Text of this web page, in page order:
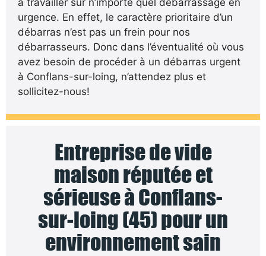
urgence. En effet, le caractère prioritaire d’un
débarras n’est pas un frein pour nos
débarrasseurs. Donc dans l’éventualité où vous
avez besoin de procéder à un débarras urgent
à Conflans-sur-loing, n’attendez plus et
sollicitez-nous!
Entreprise de vide
maison réputée et
sérieuse à Conflans-
sur-loing (45) pour un
environnement sain